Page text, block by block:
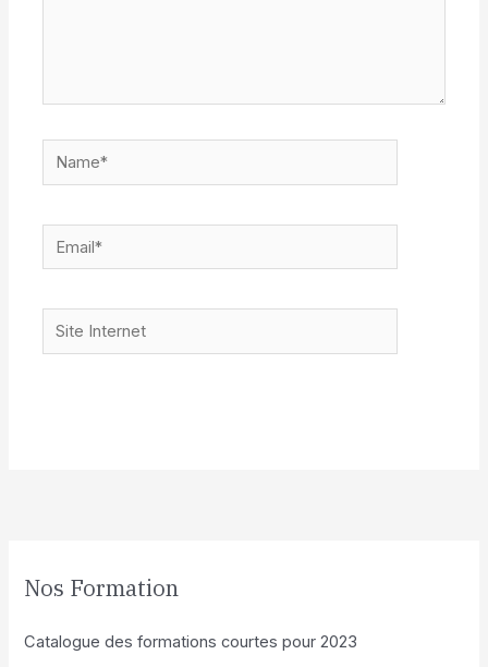
Name*
Email*
Site
Internet
Nos Formation
Catalogue des formations courtes pour 2023